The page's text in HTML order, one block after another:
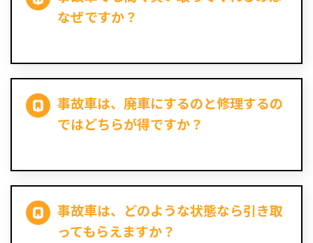
なぜですか？
事故車は、廃車にするのと修理するの
ではどちらが得ですか？
事故車は、どのような状態なら引き取
ってもらえますか？